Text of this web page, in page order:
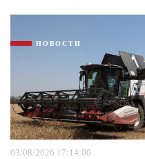
НОВОСТИ
03/08/2026 17:14:00